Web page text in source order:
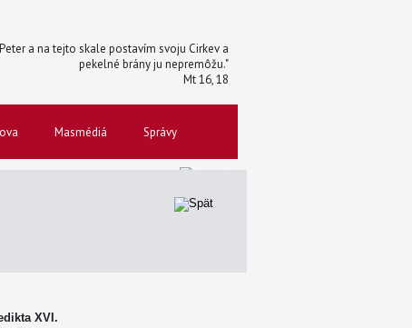
a na tejto skale postavím svoju Cirkev a
pekelné brány ju nepremôžu."
Mt 16, 18
Masmédiá Správy
XVI.